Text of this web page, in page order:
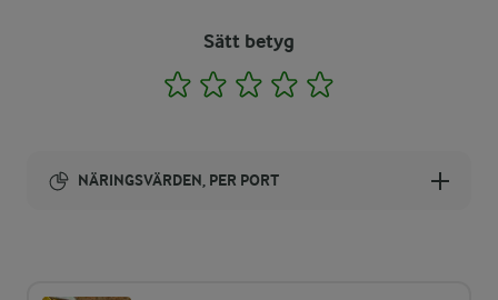
Sätt betyg
1 2 3 4
NÄRINGSVÄRDEN, PER PORT